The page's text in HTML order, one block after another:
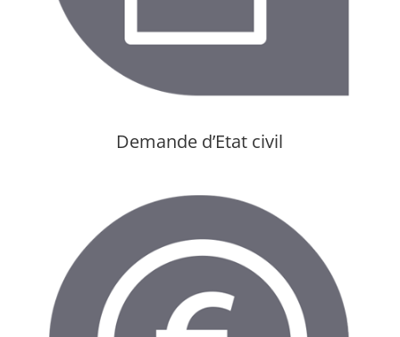
Demande d’Etat civil